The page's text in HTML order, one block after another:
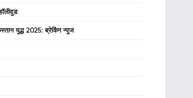
युद्ध 2025: ब्रेकिंग न्यूज